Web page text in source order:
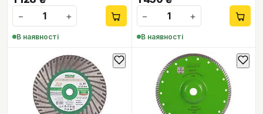
−
+
В наявності
−
+
В наявності